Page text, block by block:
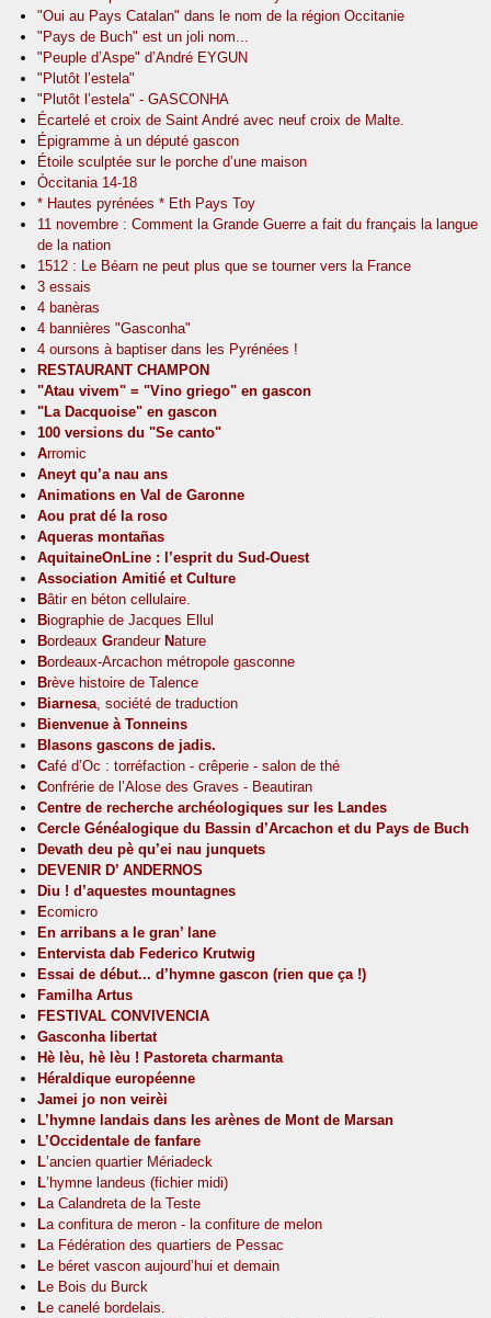
"Oui au Pays Catalan" dans le nom de la région Occitanie
"Pays de Buch" est un joli nom...
"Peuple d’Aspe" d’André EYGUN
"Plutôt l’estela"
"Plutôt l’estela" - GASCONHA
Écartelé et croix de Saint André avec neuf croix de Malte.
Épigramme à un député gascon
Étoile sculptée sur le porche d’une maison
Òccitania 14-18
* Hautes pyrénées * Eth Pays Toy
11 novembre : Comment la Grande Guerre a fait du français la langue
de la nation
1512 : Le Béarn ne peut plus que se tourner vers la France
3 essais
4 banèras
4 bannières "Gasconha"
4 oursons à baptiser dans les Pyrénées !
RESTAURANT CHAMPON
"Atau vivem" = "Vino griego" en gascon
"La Dacquoise" en gascon
100 versions du "Se canto"
Arromic
Aneyt qu’a nau ans
Animations en Val de Garonne
Aou prat dé la roso
Aqueras montañas
AquitaineOnLine : l’esprit du Sud-Ouest
Association Amitié et Culture
Bâtir en béton cellulaire.
Biographie de Jacques Ellul
BordeauxGrandeur Nature
Bordeaux-Arcachon métropole gasconne
Brève histoire de Talence
Biarnesa, société de traduction
Bienvenue à Tonneins
Blasons gascons de jadis.
Café d’Oc : torréfaction - crêperie - salon de thé
Confrérie de l’Alose des Graves - Beautiran
Centre de recherche archéologiques sur les Landes
Cercle Généalogique du Bassin d’Arcachon et du Pays de Buch
Devath deu pè qu’ei nau junquets
DEVENIR D’ ANDERNOS
Diu ! d’aquestes mountagnes
Ecomicro
En arribans a le gran’ lane
Entervista dab Federico Krutwig
Essai de début... d’hymne gascon (rien que ça !)
Familha Artus
FESTIVAL CONVIVENCIA
Gasconha libertat
Hè lèu, hè lèu ! Pastoreta charmanta
Héraldique européenne
Jamei jo non veirèi
L’hymne landais dans les arènes de Mont de Marsan
L’Occidentale de fanfare
L’ancien quartier Mériadeck
L’hymne landeus (fichier midi)
La Calandreta de la Teste
La confitura de meron - la confiture de melon
La Fédération des quartiers de Pessac
Le béret vascon aujourd’hui et demain
Le Bois du Burck
Le canelé bordelais.